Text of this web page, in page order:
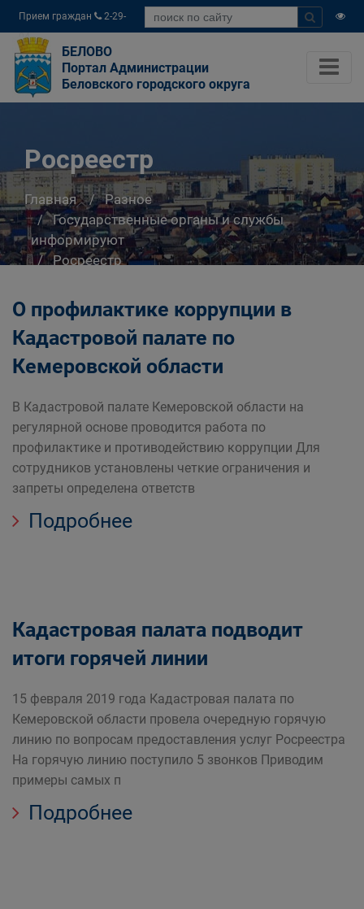
Прием граждан
2-29-
04
БЕЛОВО
Портал Администрации
Беловского городского округа
Росреестр
Главная
Разное
Государственные органы и службы
информируют
Росреестр
О профилактике коррупции в
Кадастровой палате по
Кемеровской области
В Кадастровой палате Кемеровской области на
регулярной основе проводится работа по
профилактике и противодействию коррупции Для
сотрудников установлены четкие ограничения и
запреты определена ответств
Подробнее
Кадастровая палата подводит
итоги горячей линии
15 февраля 2019 года Кадастровая палата по
Кемеровской области провела очередную горячую
линию по вопросам предоставления услуг Росреестра
На горячую линию поступило 5 звонков Приводим
примеры самых п
Подробнее